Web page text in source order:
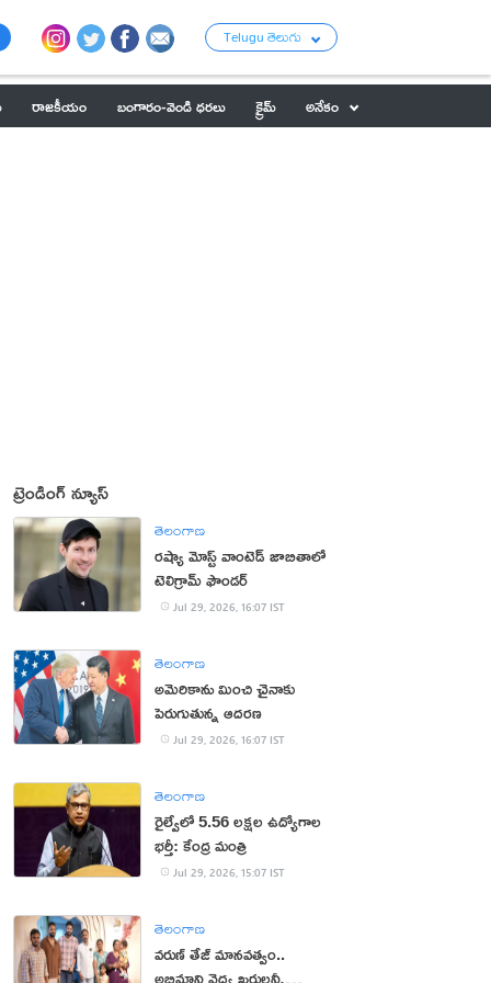
Telugu తెలుగు
రాజకీయం బంగారం-వెండి ధరలు క్రైమ్
అనేకం
ట్రెండింగ్ న్యూస్
తెలంగాణ
రష్యా మోస్ట్ వాంటెడ్ జాబితాలో
టెలిగ్రామ్ ఫౌండర్
Jul 29, 2026, 16:07 IST
తెలంగాణ
అమెరికాను మించి చైనాకు
పెరుగుతున్న ఆదరణ
Jul 29, 2026, 16:07 IST
తెలంగాణ
రైల్వేలో 5.56 లక్షల ఉద్యోగాల
భర్తీ: కేంద్ర మంత్రి
Jul 29, 2026, 15:07 IST
తెలంగాణ
వరుణ్ తేజ్ మానవత్వం..